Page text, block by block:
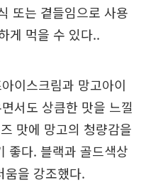
또는 곁들임으로 사용
게 먹을 수 있다..
이스크림과 망고아이
서도 상큼한 맛을 느낄
맛에 망고의 청량감을
좋다. 블랙과 골드색상
움을 강조했다.